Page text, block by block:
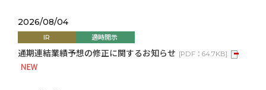
2026/08/04
IR 適時開示
通期連結業績予想の修正に関するお知らせ [PDF： 64.7KB]